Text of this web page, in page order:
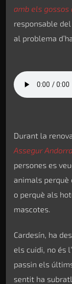
amb els gossos
responsable
al problema
Durant la
Assegur
persones es
animals perquè
o perquè als
mascotes.
Cardesín, ha
els cuidi, no és
passin els
sentit ha